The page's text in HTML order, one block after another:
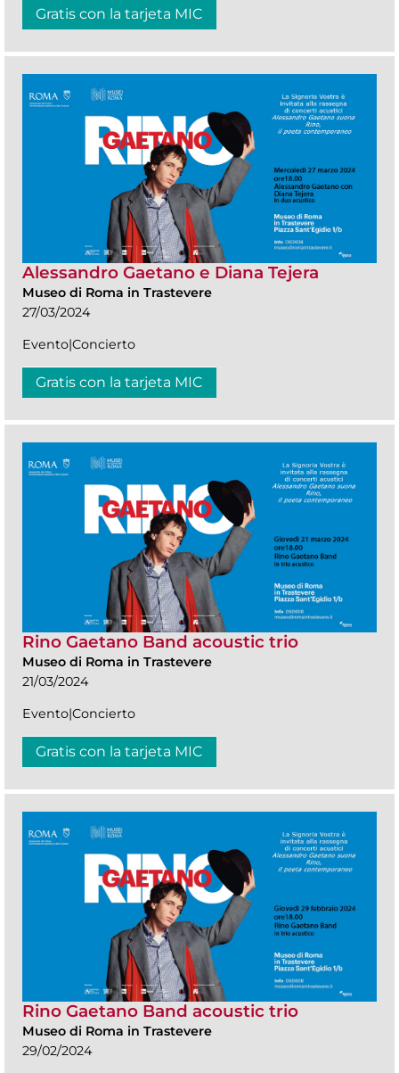
Gratis con la tarjeta MIC
Alessandro Gaetano e Diana Tejera
Museo di Roma in Trastevere
27/03/2024
Evento|Concierto
Gratis con la tarjeta MIC
Rino Gaetano Band acoustic trio
Museo di Roma in Trastevere
21/03/2024
Evento|Concierto
Gratis con la tarjeta MIC
Rino Gaetano Band acoustic trio
Museo di Roma in Trastevere
29/02/2024